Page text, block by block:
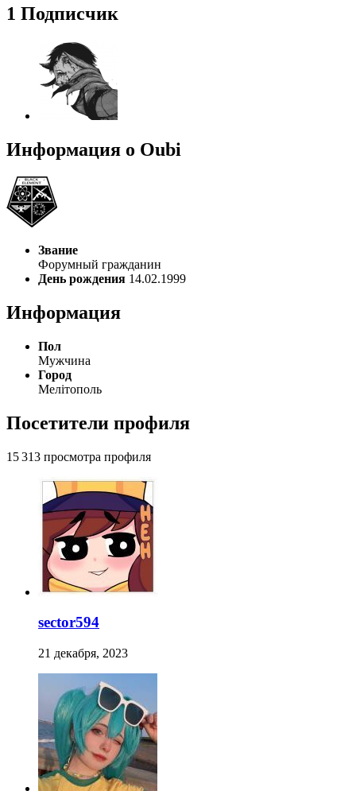
1 Подписчик
Информация о Oubi
Звание
Форумный гражданин
День рождения 14.02.1999
Информация
Пол
Мужчина
Город
Мелітополь
Посетители профиля
15 313 просмотра профиля
sector594
21 декабря, 2023